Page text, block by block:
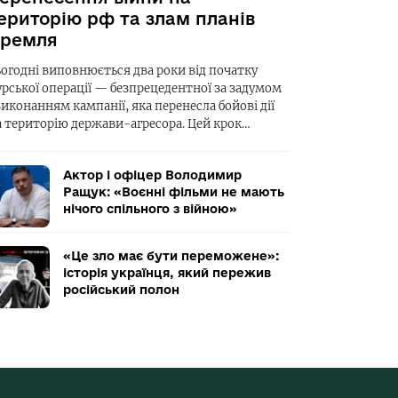
рф та злам планів
виповнюється два роки від початку
операції — безпрецедентної за задумом
кампанії, яка перенесла бойові дії
територію держави-агресора. Цей крок…
Актор і офіцер Володимир
Ращук: «Воєнні фільми не мають
нічого спільного з війною»
«Це зло має бути переможене»:
історія українця, який пережив
російський полон